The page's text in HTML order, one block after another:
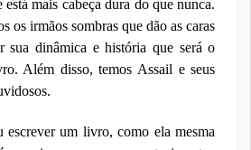
está mais cabeça dura do que nunca.
os irmãos sombras que dão as caras
sua dinâmica e história que será o
Além disso, temos Assail e seus
escrever um livro, como ela mesma